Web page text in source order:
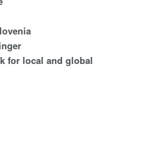
for local and global